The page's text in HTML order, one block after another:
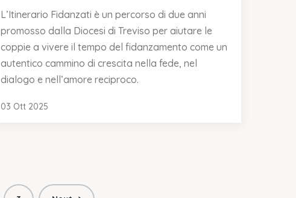
L’Itinerario Fidanzati è un percorso di due anni
promosso dalla Diocesi di Treviso per aiutare le
coppie a vivere il tempo del fidanzamento come un
autentico cammino di crescita nella fede, nel
dialogo e nell’amore reciproco.
03 Ott 2025